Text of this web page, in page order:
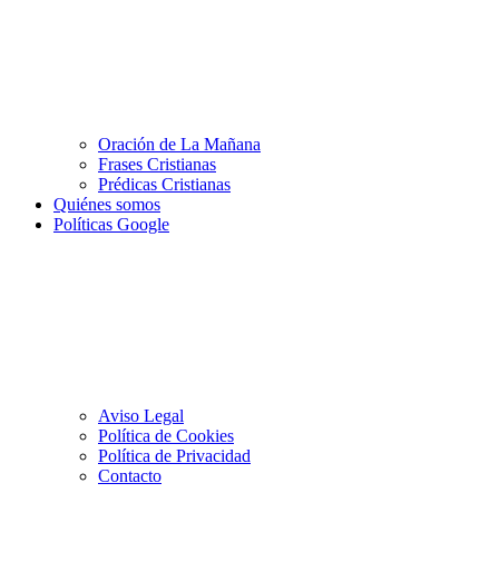
Oración de La Mañana
Frases Cristianas
Prédicas Cristianas
Quiénes somos
Políticas Google
Aviso Legal
Política de Cookies
Política de Privacidad
Contacto